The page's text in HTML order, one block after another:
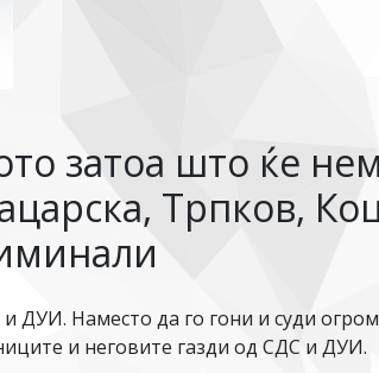
затоа што ќе
Трпков,
ДУИ. Наместо да го гони и суди
и неговите газди од СДС и ДУИ.